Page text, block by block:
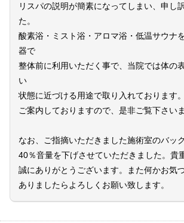
リスパの説明が簡素になってしまい、申し
た。
酸素浴・ミスト浴・アロマ浴・低温サウナ
器で
整体前に利用いただく事で、当院では体の
い
状態に近づける用途で取り入れております
ご案内しておりますので、是非ご覧下さいま
なお、ご指摘いただきました施術室のバッ
40％音量を下げさせていただきました。貴
誠にありがとうございます。また何かお気
ありましたらよろしくお願い致します。